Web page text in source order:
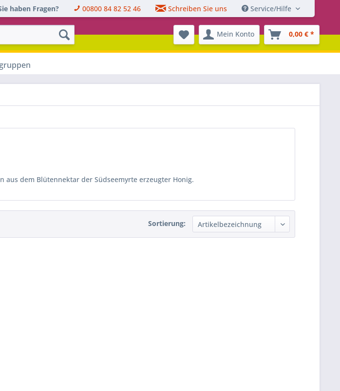
haben Fragen? 00800 84 82 52 46 Schreiben Sie uns Service/Hilfe
Mein Konto 0,00 € *
aus dem Blütennektar der Südseemyrte erzeugter Honig.
Sortierung: